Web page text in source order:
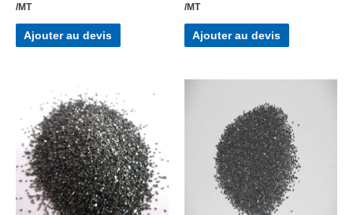
/MT
Ajouter au devis
/MT
Ajouter au devis